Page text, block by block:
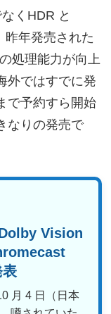
くHDR と
昨年発売された
処理能力が向上
外ではすでに発
で予約すら開始
なりの発売で
Vision
月 4 日（日本